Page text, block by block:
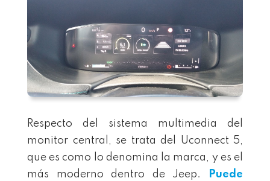
Respecto del sistema multimedia del
monitor central, se trata del Uconnect 5,
que es como lo denomina la marca, y es el
más moderno dentro de Jeep.
Puede